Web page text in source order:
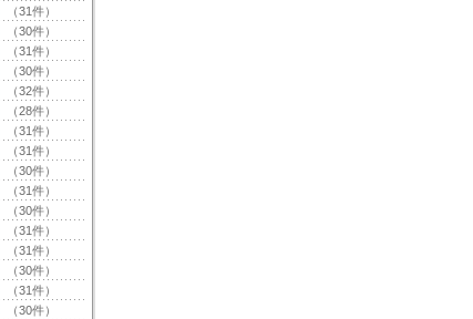
（31件）
（30件）
（31件）
（30件）
（32件）
（28件）
（31件）
（31件）
（30件）
（31件）
（30件）
（31件）
（31件）
（30件）
（31件）
（30件）